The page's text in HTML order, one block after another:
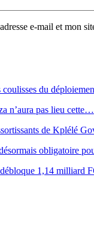
e-mail et mon
du
n’aura pas lieu cette…
de Kplélé
obligatoire
1,14 milliard